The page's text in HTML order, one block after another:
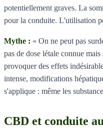
potentiellement graves. La
pour la conduite. L'utilisation
Mythe : « On ne peut pas
pas de dose létale connue
provoquer des effets
intense, modifications
s'applique : même les
CBD et conduite